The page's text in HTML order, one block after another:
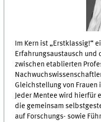
Im Kern ist „Erstklassig!“
Erfahrungsaustausch und
zwischen etablierten
Gleichstellung von
Jeder Mentee wird hierfür
die gemeinsam
auf Forschungs- sowie